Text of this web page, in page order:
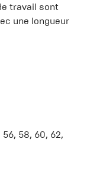
travail sont
une longueur
56, 58, 60, 62,